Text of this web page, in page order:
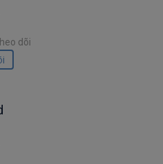
dõi